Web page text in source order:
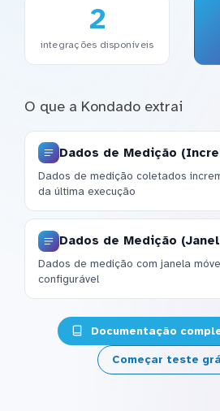
2
integrações disponíveis
O que a Kondado extrai
Dados de Medição
Dados de medição coletados
da última execução
Dados de Medição
Dados de medição com janela
configurável
Documentação
Começar teste